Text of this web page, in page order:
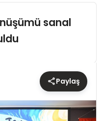
sanal
Paylaş